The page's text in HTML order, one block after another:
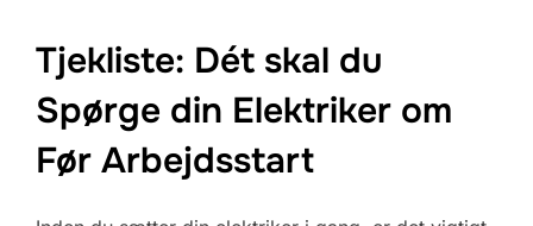
Tjekliste: Dét skal du
Spørge din Elektriker om
Før Arbejdsstart